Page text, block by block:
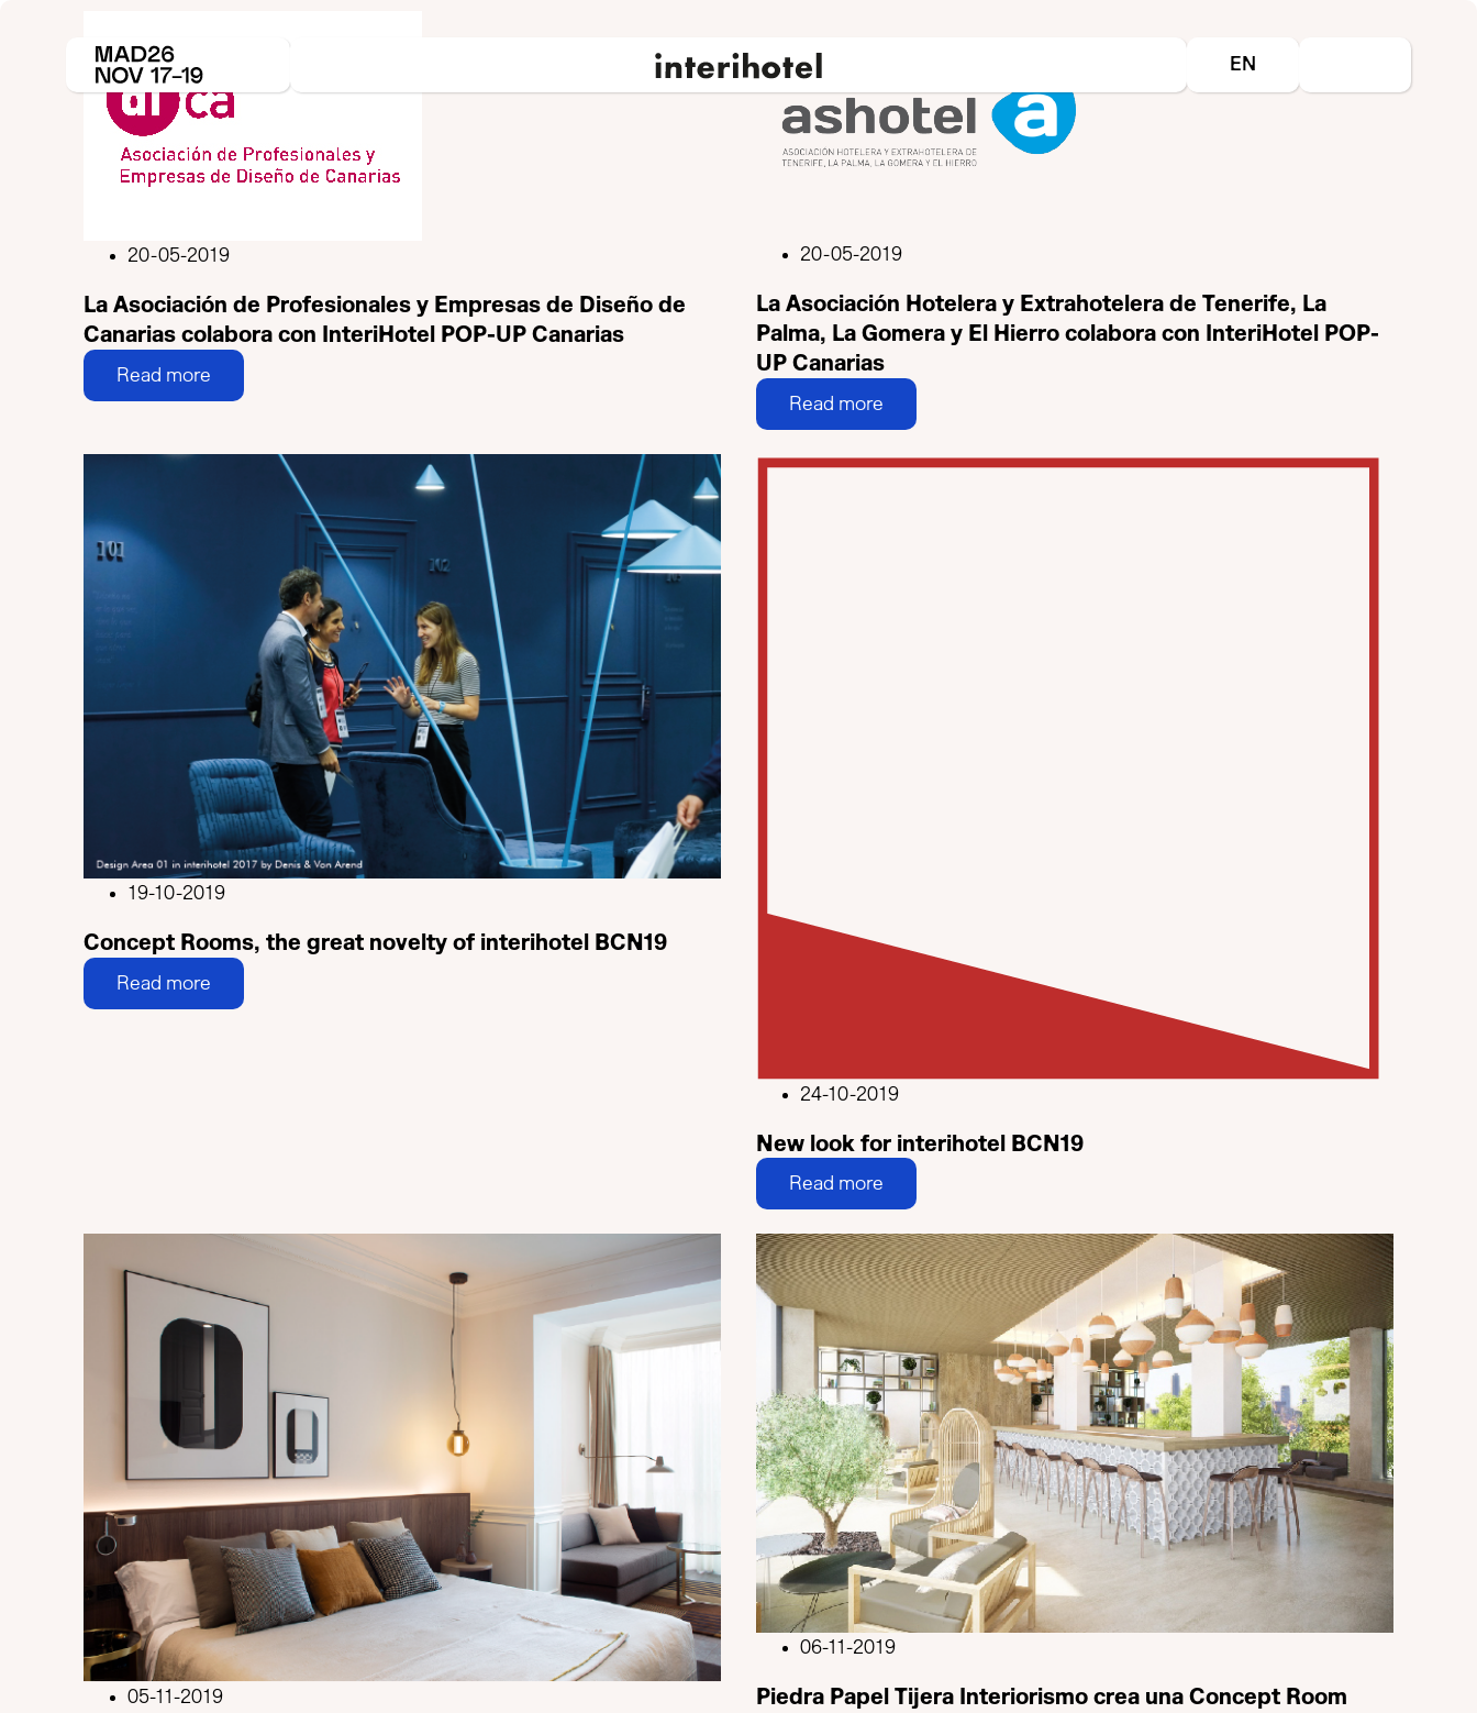
Select your language
EN
20-05-2019
La Asociación de Profesionales y Empresas de Diseño de
Canarias colabora con InteriHotel POP-UP Canarias
Read more
20-05-2019
La Asociación Hotelera y Extrahotelera de Tenerife, La
Palma, La Gomera y El Hierro colabora con InteriHotel POP-
UP Canarias
Read more
19-10-2019
Concept Rooms, the great novelty of interihotel BCN19
Read more
24-10-2019
New look for interihotel BCN19
Read more
05-11-2019
06-11-2019
Piedra Papel Tijera Interiorismo crea una Concept Room